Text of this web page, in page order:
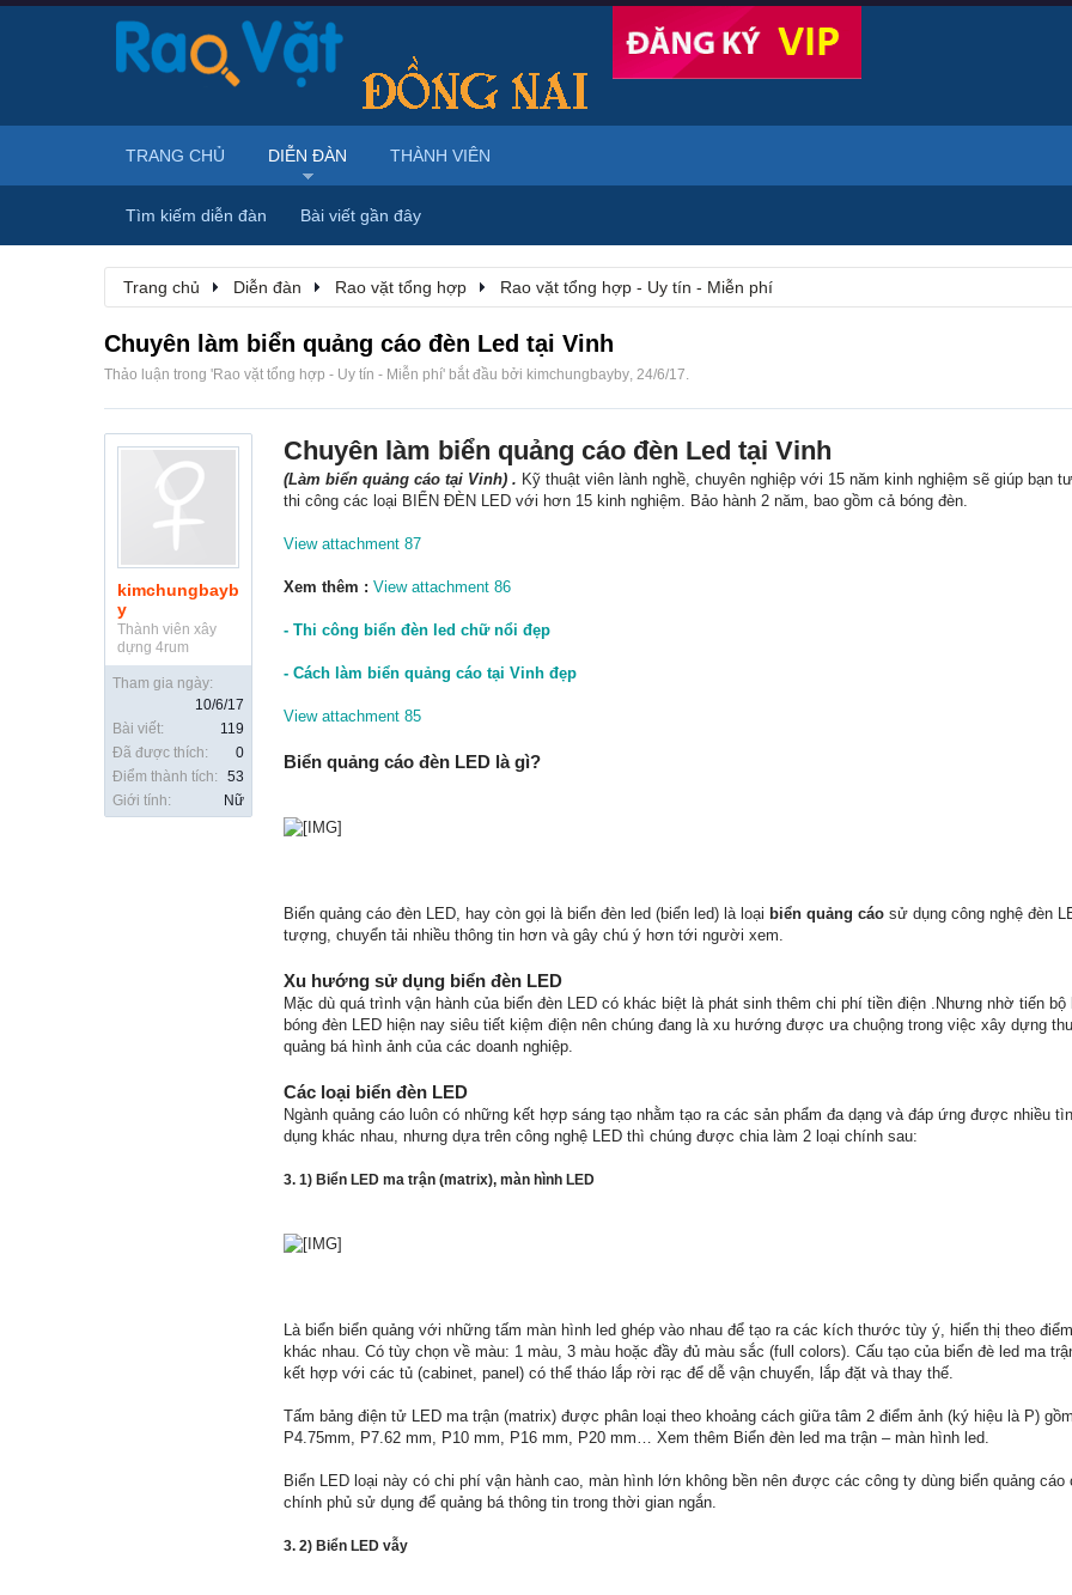
Trang chủ Diễn đàn Rao vặt tổng hợp Rao vặt tổng hợp - Uy tín - Miễn phí
Chuyên làm biển quảng cáo đèn Led tại Vinh
Thảo luận trong 'Rao vặt tổng hợp - Uy tín - Miễn phí' bắt đầu bởi kimchungbayby, 24/6/17.
kimchungbayb
y
Thành viên xây
dựng 4rum
Tham gia ngày:
10/6/17
Bài viết:
119
Đã được thích:
0
Điểm thành tích:
53
Giới tính:
Nữ
Chuyên làm biển quảng cáo đèn Led tại Vinh
(Làm biển quảng cáo tại Vinh) . Kỹ thuật viên lành nghề, chuyên nghiệp với 15 năm kinh nghiệm sẽ giúp bạn
thi công các loại BIỂN ĐÈN LED với hơn 15 kinh nghiệm. Bảo hành 2 năm, bao gồm cả bóng đèn.
View attachment 87
Xem thêm : View attachment 86
- Thi công biển đèn led chữ nổi đẹp
- Cách làm biển quảng cáo tại Vinh đẹp
View attachment 85
Biển quảng cáo đèn LED là gì?
Biển quảng cáo đèn LED, hay còn gọi là biển đèn led (biển led) là loại biển quảng cáo sử dụng công nghệ đèn
tượng, chuyển tải nhiều thông tin hơn và gây chú ý hơn tới người xem.
Xu hướng sử dụng biển đèn LED
Mặc dù quá trình vận hành của biển đèn LED có khác biệt là phát sinh thêm chi phí tiền điện .Nhưng nhờ tiến bộ
bóng đèn LED hiện nay siêu tiết kiệm điện nên chúng đang là xu hướng được ưa chuộng trong việc xây dựng
quảng bá hình ảnh của các doanh nghiệp.
Các loại biển đèn LED
Ngành quảng cáo luôn có những kết hợp sáng tạo nhằm tạo ra các sản phẩm đa dạng và đáp ứng được nhiều
dụng khác nhau, nhưng dựa trên công nghệ LED thì chúng được chia làm 2 loại chính sau:
3. 1) Biển LED ma trận (matrix), màn hình LED
Là biển biển quảng với những tấm màn hình led ghép vào nhau để tạo ra các kích thước tùy ý, hiển thị theo
khác nhau. Có tùy chọn về màu: 1 màu, 3 màu hoặc đầy đủ màu sắc (full colors). Cấu tạo của biển đè led ma
kết hợp với các tủ (cabinet, panel) có thể tháo lắp rời rạc để dễ vận chuyển, lắp đặt và thay thế.
Tấm bảng điện tử LED ma trận (matrix) được phân loại theo khoảng cách giữa tâm 2 điểm ảnh (ký hiệu là P)
P4.75mm, P7.62 mm, P10 mm, P16 mm, P20 mm… Xem thêm Biển đèn led ma trận – màn hình led.
Biển LED loại này có chi phí vận hành cao, màn hình lớn không bền nên được các công ty dùng biển quảng
chính phủ sử dụng để quảng bá thông tin trong thời gian ngắn.
3. 2) Biển LED vẫy
TRANG CHỦ DIỄN ĐÀN
Tìm kiếm diễn đàn Bài viết gần đây
THÀNH VIÊN